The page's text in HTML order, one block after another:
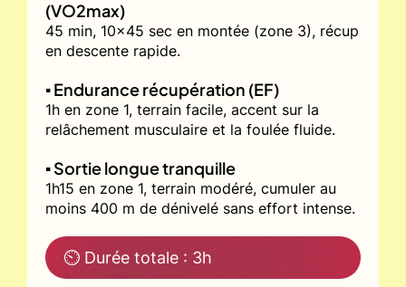
(VO2max)
45 min, 10x45 sec en montée (zone 3), récup
en descente rapide.
▪️ Endurance récupération (EF)
1h en zone 1, terrain facile, accent sur la
relâchement musculaire et la foulée fluide.
▪️ Sortie longue tranquille
1h15 en zone 1, terrain modéré, cumuler au
moins 400 m de dénivelé sans effort intense.
⏲ Durée totale : 3h